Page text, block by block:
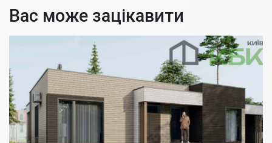
Вас може зацікавити